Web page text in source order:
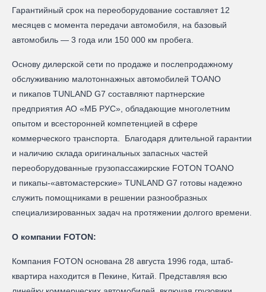
Гарантийный срок на переоборудование составляет 12
месяцев с момента передачи автомобиля, на базовый
автомобиль — 3 года или 150 000 км пробега.
Основу дилерской сети по продаже и послепродажному
обслуживанию малотоннажных автомобилей TOANO
и пикапов TUNLAND G7 составляют партнерские
предприятия АО «МБ РУС», обладающие многолетним
опытом и всесторонней компетенцией в сфере
коммерческого транспорта. Благодаря длительной гарантии
и наличию склада оригинальных запасных частей
переоборудованные грузопассажирские FOTON TOANO
и пикапы-«автомастерские» TUNLAND G7 готовы надежно
служить помощниками в решении разнообразных
специализированных задач на протяжении долгого времени.
О компании FOTON:
Компания FOTON основана 28 августа 1996 года, штаб-
квартира находится в Пекине, Китай. Представляя всю